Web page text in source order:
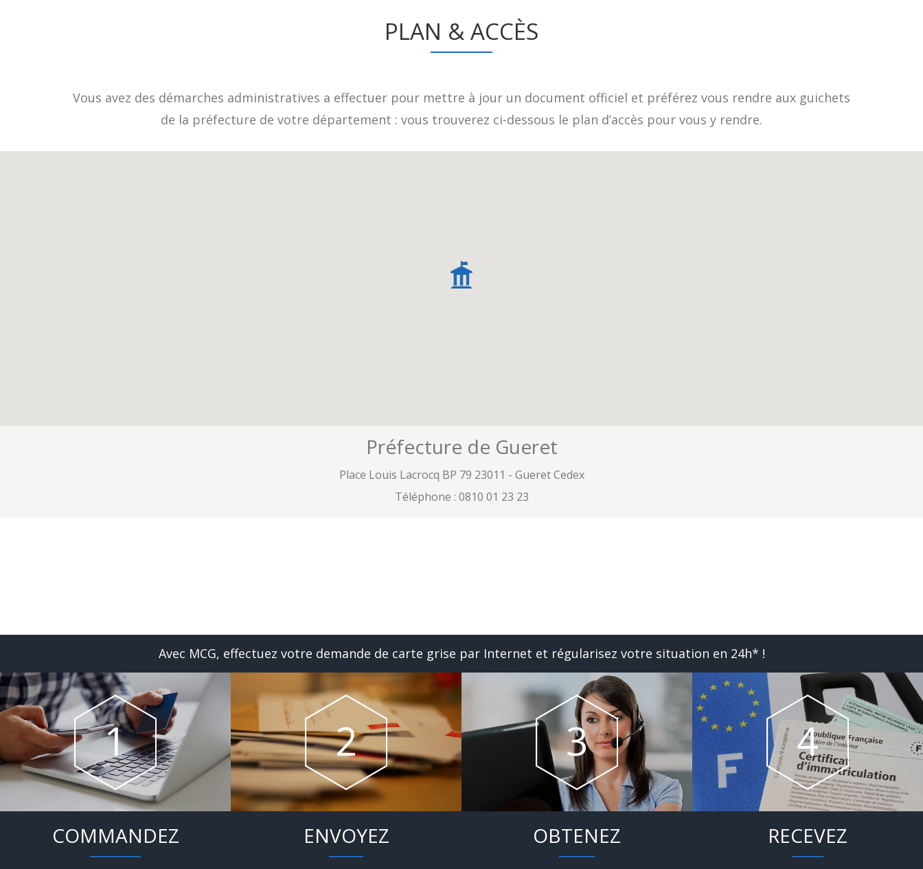
PLAN & ACCÈS
Vous avez des démarches administratives a effectuer pour mettre à jour un document officiel et préférez vous rendre aux guichets
de la préfecture de votre département : vous trouverez ci-dessous le plan d’accès pour vous y rendre.
Préfecture de Gueret
Place Louis Lacrocq BP 79 23011 - Gueret Cedex
Téléphone : 0810 01 23 23
Avec MCG, effectuez votre demande de carte grise par Internet et régularisez votre situation en 24h* !
COMMANDEZ ENVOYEZ OBTENEZ RECEVEZ